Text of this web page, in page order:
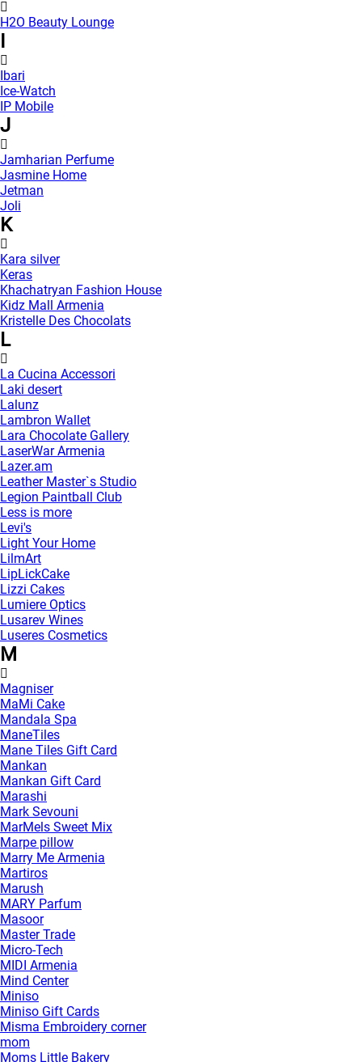
H2O Beauty Lounge
Ibari
Ice-Watch
IP Mobile
J
Jamharian Perfume
Jasmine Home
Jetman
Joli
K
Kara silver
Keras
Khachatryan Fashion House
Kidz Mall Armenia
Kristelle Des Chocolats
L
La Cucina Accessori
Laki desert
Lalunz
Lambron Wallet
Lara Chocolate Gallery
LaserWar Armenia
Lazer.am
Leather Master`s Studio
Legion Paintball Club
Less is more
Levi's
Light Your Home
LilmArt
LipLickCake
Lizzi Cakes
Lumiere Optics
Lusarev Wines
Luseres Cosmetics
M
Magniser
MaMi Cake
Mandala Spa
ManeTiles
Mane Tiles Gift Card
Mankan
Mankan Gift Card
Marashi
Mark Sevouni
MarMels Sweet Mix
Marpe pillow
Marry Me Armenia
Martiros
Marush
MARY Parfum
Masoor
Master Trade
Micro-Tech
MIDI Armenia
Mind Center
Miniso
Miniso Gift Cards
Misma Embroidery corner
mom
Moms Little Bakery